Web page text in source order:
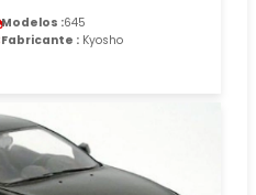
Modelos :645
Fabricante : Kyosho